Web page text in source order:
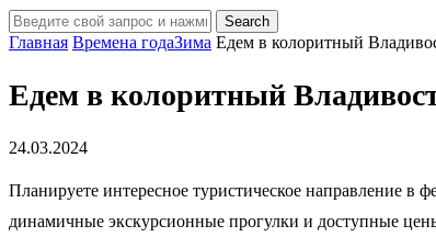
Главная Времена годаЗима Едем в колоритный
Едем в колоритный
24.03.2024
Планируете интересное туристическое направление в
динамичные экскурсионные прогулки и доступные